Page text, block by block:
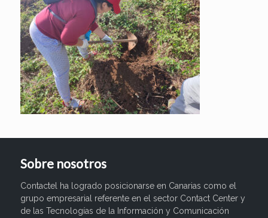
Sobre nosotros
Contactel ha logrado posicionarse en Canarias como el
grupo empresarial referente en el sector Contact Center y
de las Tecnologías de la Información y Comunicación